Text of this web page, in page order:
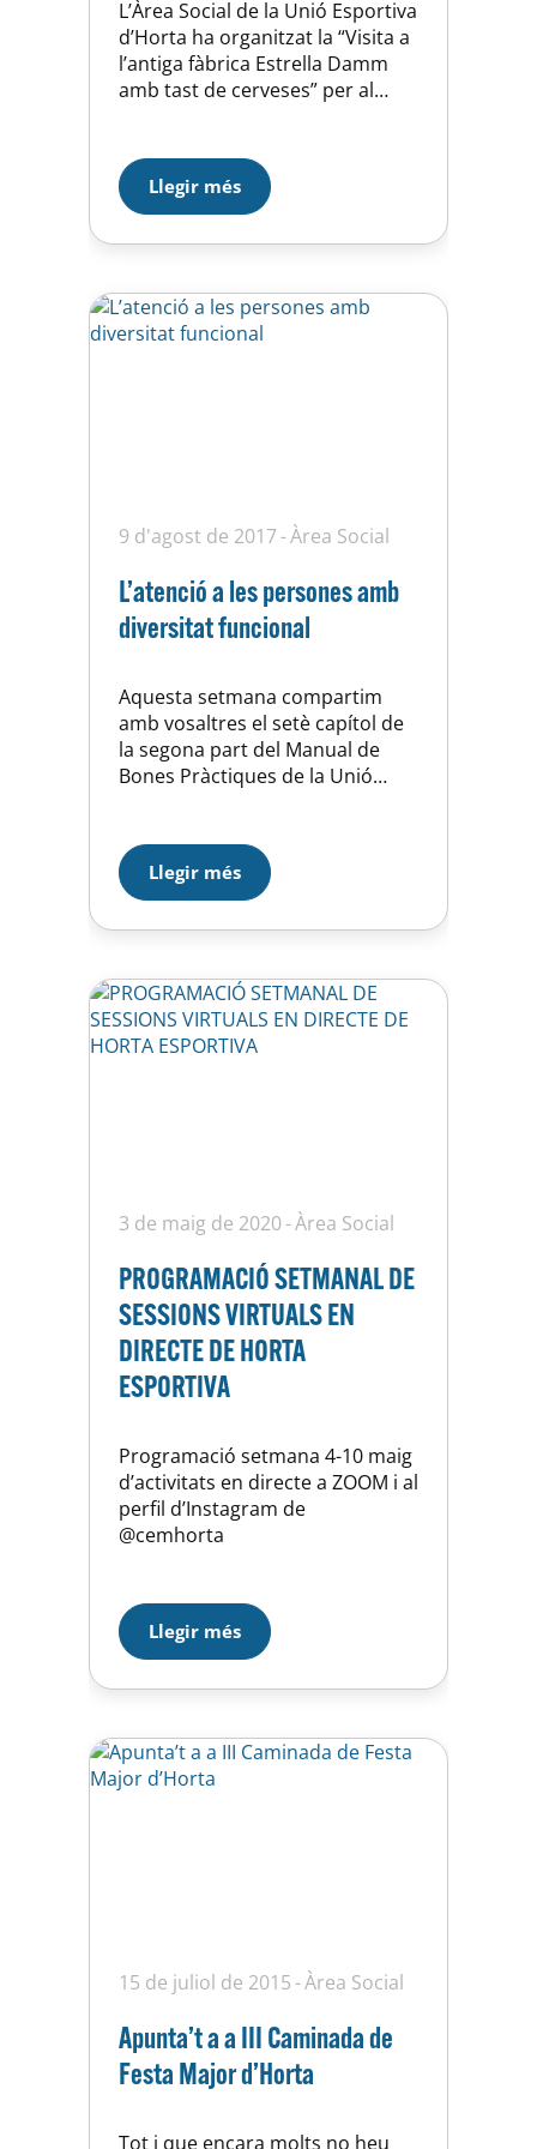
L’Àrea Social de la Unió Esportiva
d’Horta ha organitzat la “Visita a
l’antiga fàbrica Estrella Damm
amb tast de cerveses” per al
Damm, coneguda històricament
com La Bohèmia, és un conjunt
arquitectònic situat en el
districte de l’Eixample de
d’Interès…
Llegir més
9 d'agost de 2017 Àrea Social
L’atenció a les persones amb
diversitat funcional
Aquesta setmana compartim
amb vosaltres el setè capítol de
la segona part del Manual de
Bones Pràctiques de la Unió
funcional: La Unió Esportiva
d’Horta té com un dels seus
valors bàsics la inclusió i afavorir
polítiques d’equitat en tots els
tothom,…
Llegir més
3 de maig de 2020 Àrea Social
PROGRAMACIÓ SETMANAL DE
SESSIONS VIRTUALS EN
DIRECTE DE HORTA
ESPORTIVA
Programació setmana 4-10 maig
d’activitats en directe a ZOOM i al
perfil d’Instagram de
@cemhorta
Llegir més
15 de juliol de 2015 Àrea Social
Apunta’t a a III Caminada de
Festa Major d’Horta
Tot i que encara molts no heu